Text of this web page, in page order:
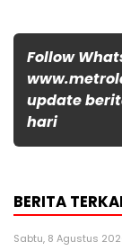
Follow
update
hari
BERITA
Sabtu, 8 Agustus